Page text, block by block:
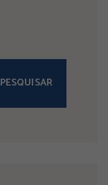
PESQUISAR